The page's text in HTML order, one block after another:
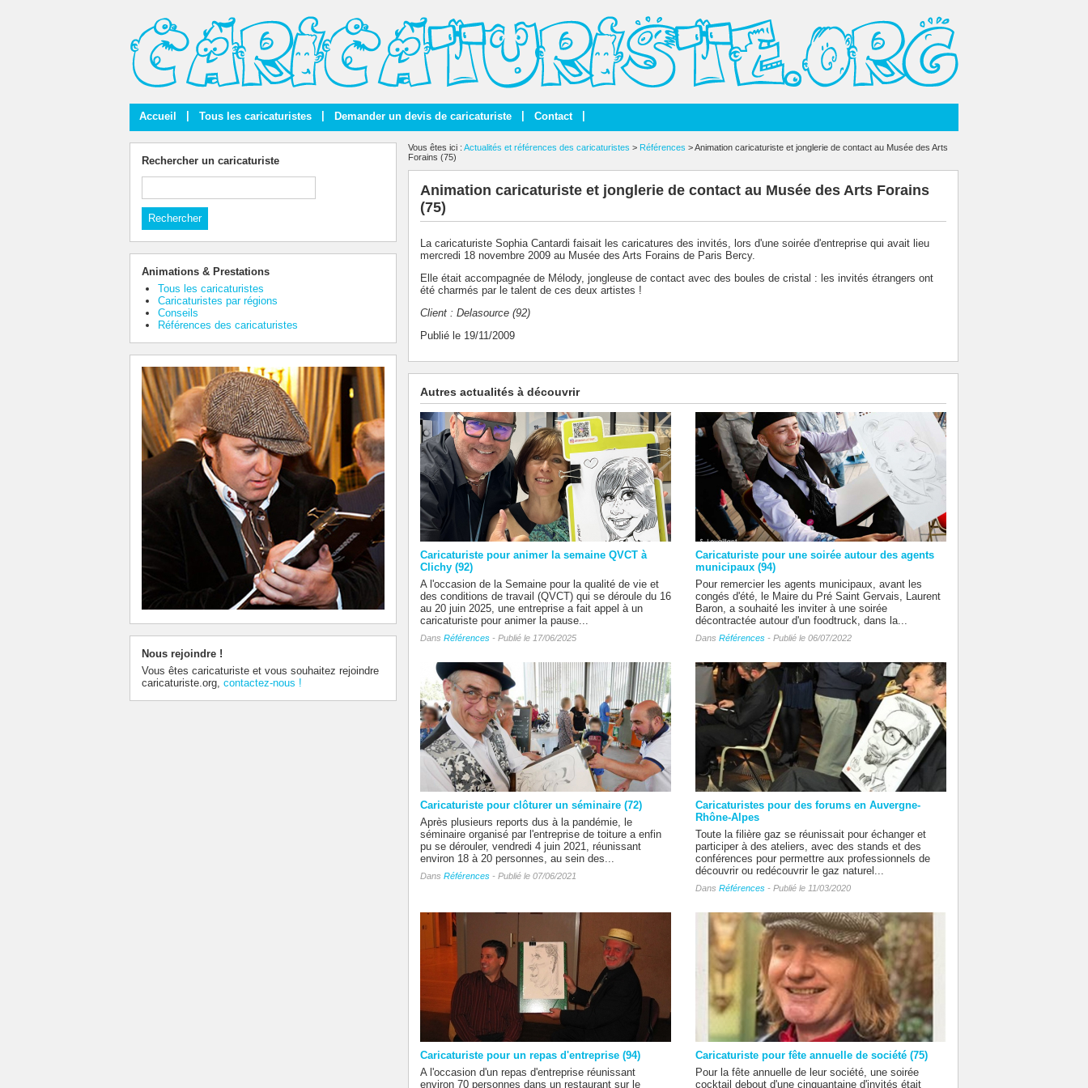
Accueil Tous les caricaturistes Demander un devis de caricaturiste Contact
Vous êtes ici : Actualités et références des caricaturistes > Références > Animation caricaturiste et jonglerie de contact au Musée des Arts
Forains (75)
Animation caricaturiste et jonglerie de contact au Musée des Arts Forains
(75)
La caricaturiste Sophia Cantardi faisait les caricatures des invités, lors d'une soirée d'entreprise qui avait lieu
mercredi 18 novembre 2009 au Musée des Arts Forains de Paris Bercy.
Elle était accompagnée de Mélody, jongleuse de contact avec des boules de cristal : les invités étrangers ont
été charmés par le talent de ces deux artistes !
Client : Delasource (92)
Publié le 19/11/2009
Autres actualités à découvrir
Caricaturiste pour animer la semaine QVCT à
Clichy (92)
A l'occasion de la Semaine pour la qualité de vie et
des conditions de travail (QVCT) qui se déroule du 16
au 20 juin 2025, une entreprise a fait appel à un
caricaturiste pour animer la pause...
Dans Références - Publié le 17/06/2025
Caricaturiste pour une soirée autour des agents
municipaux (94)
Pour remercier les agents municipaux, avant les
congés d'été, le Maire du Pré Saint Gervais, Laurent
Baron, a souhaité les inviter à une soirée
décontractée autour d'un foodtruck, dans la...
Dans Références - Publié le 06/07/2022
Caricaturiste pour clôturer un séminaire (72)
Après plusieurs reports dus à la pandémie, le
séminaire organisé par l'entreprise de toiture a enfin
pu se dérouler, vendredi 4 juin 2021, réunissant
environ 18 à 20 personnes, au sein des...
Dans Références - Publié le 07/06/2021
Caricaturistes pour des forums en Auvergne-
Rhône-Alpes
Toute la filière gaz se réunissait pour échanger et
participer à des ateliers, avec des stands et des
conférences pour permettre aux professionnels de
découvrir ou redécouvrir le gaz naturel...
Dans Références - Publié le 11/03/2020
Caricaturiste pour un repas d'entreprise (94)
A l'occasion d'un repas d'entreprise réunissant
environ 70 personnes dans un restaurant sur le
Caricaturiste pour fête annuelle de société (75)
Pour la fête annuelle de leur société, une soirée
cocktail debout d'une cinquantaine d'invités était
Rechercher un caricaturiste
Animations & Prestations
Tous les caricaturistes
Caricaturistes par régions
Conseils
Références des caricaturistes
Nous rejoindre !
Vous êtes caricaturiste et vous souhaitez rejoindre
caricaturiste.org, contactez-nous !